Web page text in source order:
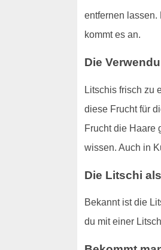
entfernen lassen.
kommt es an.
Die
Litschis frisch zu
diese Frucht für
Frucht die Haare
wissen. Auch in
Die Litschi
Bekannt ist die
du mit einer